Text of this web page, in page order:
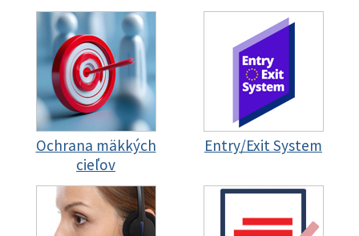
Ochrana mäkkých
cieľov
Entry/Exit System